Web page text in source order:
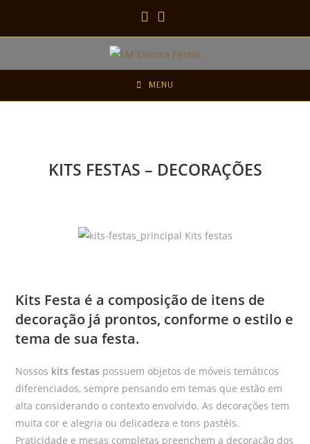
MENU
KITS FESTAS – DECORAÇÕES
Kits Festa é a composição de itens de
decoração já prontos, conforme o estilo e
tema de sua festa.
Nossos kits festas possuem objetos de móveis temáticos
diferenciados, sempre pensando em temas que estão em
alta considerando o contexto envolvido. As decorações tem
muita cor e alegria ou delicadeza e tons pastéis.
Praticidade e mesas completas preenchem a decoração dos